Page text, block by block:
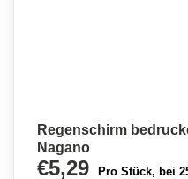
Regenschirm
Nagano
€5,29 Pro Stück, bei